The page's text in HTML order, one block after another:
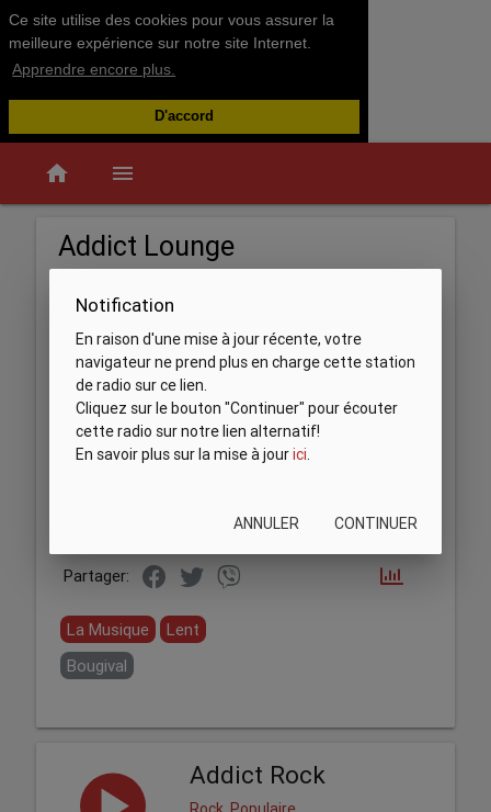
Ce site utilise des cookies pour vous assurer la
meilleure expérience sur notre site Internet.
Apprendre encore plus.
D'accord
home menu
Addict Lounge
Partager:
Notification
En raison d'une mise à jour récente, votre
navigateur ne prend plus en charge cette station
de radio sur ce lien.
Cliquez sur le bouton "Continuer" pour écouter
cette radio sur notre lien alternatif!
En savoir plus sur la mise à jourici.
ANNULER CONTINUER
La Musique
Lent
Bougival
Addict Rock